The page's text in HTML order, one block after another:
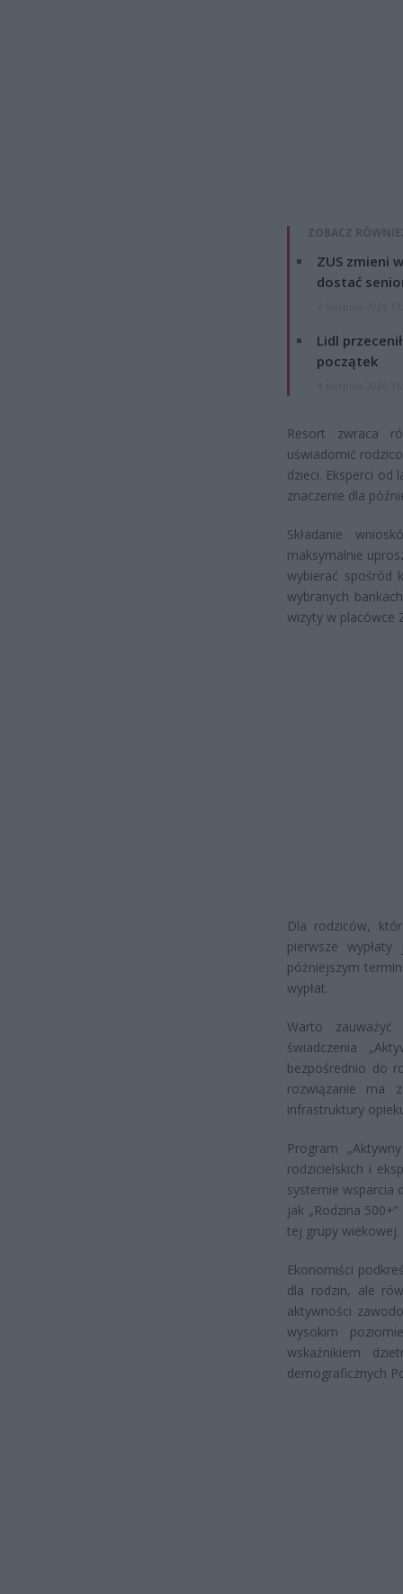
ZOBACZ
ZUS zmieni
dostać
Lidl
początek
Resort zwraca
uświadomić
dzieci. Eksperci od
znaczenie dla
Składanie
maksymalnie
wybierać spośród
wybranych
wizyty w placówce
Dla rodziców,
pierwsze
późniejszym
wypłat.
Warto zauważyć
świadczenia
bezpośrednio do
rozwiązanie ma
infrastruktury
Program
rodzicielskich i
systemie wsparcia
jak „Rodzina
tej grupy wiekowej.
Ekonomiści
dla rodzin, ale
aktywności
wysokim
wskaźnikiem
demograficznych